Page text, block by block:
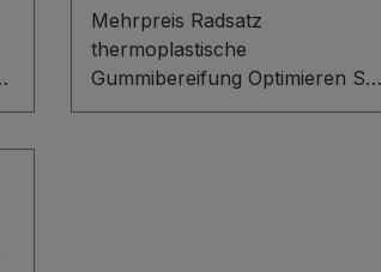
Mehrpreis Radsatz
thermoplastische
Gummibereifung Optimieren Sie
Ihren Selbstkipper mit diesem